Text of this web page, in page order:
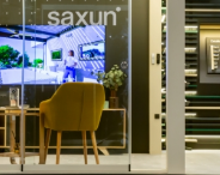
Pergole